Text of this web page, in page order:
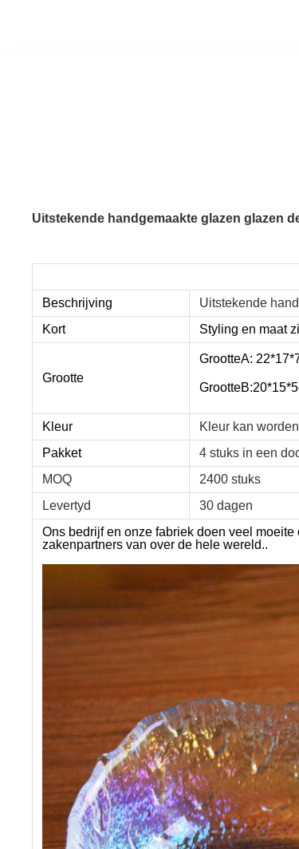
Uitstekende handgemaakte glazen glazen
Beschrijving
Uitstekende
Kort
Styling en maat
Grootte
GrootteA:
Kleur
Kleur kan
Pakket
4 stuks in een
MOQ
2400 stuks
Levertyd
30 dagen
Ons bedrijf en onze fabriek doen veel
zakenpartners van over de hele wereld..